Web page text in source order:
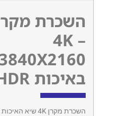
השכרת
– 4K
באיכות HDR
השכרת מקרן 4K שיא האיכות